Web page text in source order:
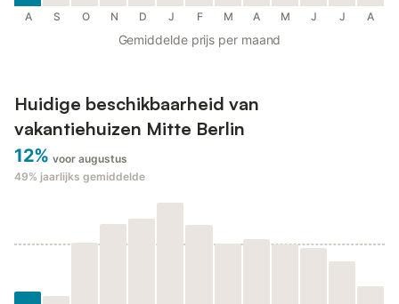
A S O N D J F M A M J J A
Gemiddelde prijs per maand
Huidige beschikbaarheid van
vakantiehuizen Mitte Berlin
12% voor augustus
49% jaarlijks gemiddelde